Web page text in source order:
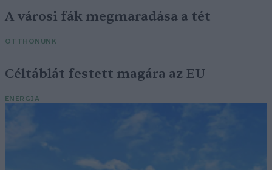
A városi fák megmaradása a tét
OTTHONUNK
Céltáblát festett magára az EU
ENERGIA